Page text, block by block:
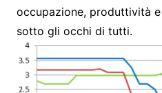
occupazione, produttività
sotto gli occhi di tutti.